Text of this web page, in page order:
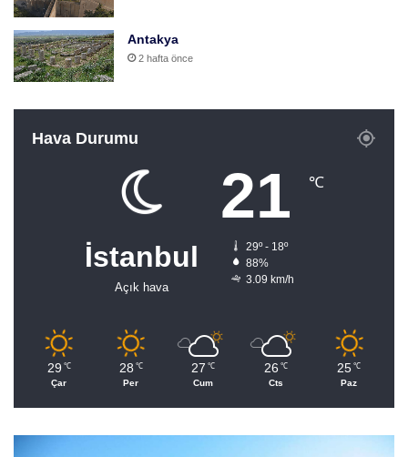
Antakya
2 hafta önce
Hava Durumu
İstanbul
Açık hava
21 ℃
29º - 18º
88%
3.09 km/h
29 ℃
Çar
28 ℃
Per
27 ℃
Cum
26 ℃
Cts
25 ℃
Paz